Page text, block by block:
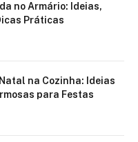
no Armário: Ideias,
Práticas
na Cozinha: Ideias
para Festas